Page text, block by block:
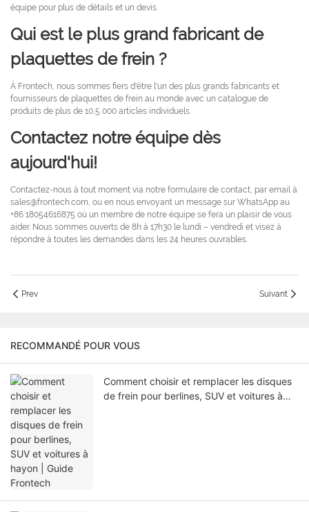
équipe pour plus de détails et un devis.
Qui est le plus grand fabricant de
plaquettes de frein ?
À Frontech, nous sommes fiers d'être l'un des plus grands fabricants et
fournisseurs de plaquettes de frein au monde avec un catalogue de
produits de plus de 10,5 000 articles individuels.
Contactez notre équipe dès
aujourd'hui!
Contactez-nous à tout moment via notre formulaire de contact, par email à
sales@frontech.com, ou en nous envoyant un message sur WhatsApp au
+86 18054616875 où un membre de notre équipe se fera un plaisir de vous
aider. Nous sommes ouverts de 8h à 17h30 le lundi – vendredi et visez à
répondre à toutes les demandes dans les 24 heures ouvrables.
Prev Suivant
RECOMMANDÉ POUR VOUS
Comment choisir et remplacer les disques
de frein pour berlines, SUV et voitures à